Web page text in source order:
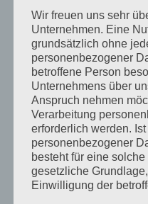
Mai 2018
April 2018
August 2017
Juli 2017
Juni 2017
August 2016
Juli 2016
November 2015
September 2015
Wir freuen uns sehr
Unternehmen. Eine
grundsätzlich ohne
personenbezogener
betroffene Person
Unternehmens über
Anspruch nehmen
Verarbeitung
erforderlich werden.
personenbezogener
besteht für eine
gesetzliche
Einwilligung der